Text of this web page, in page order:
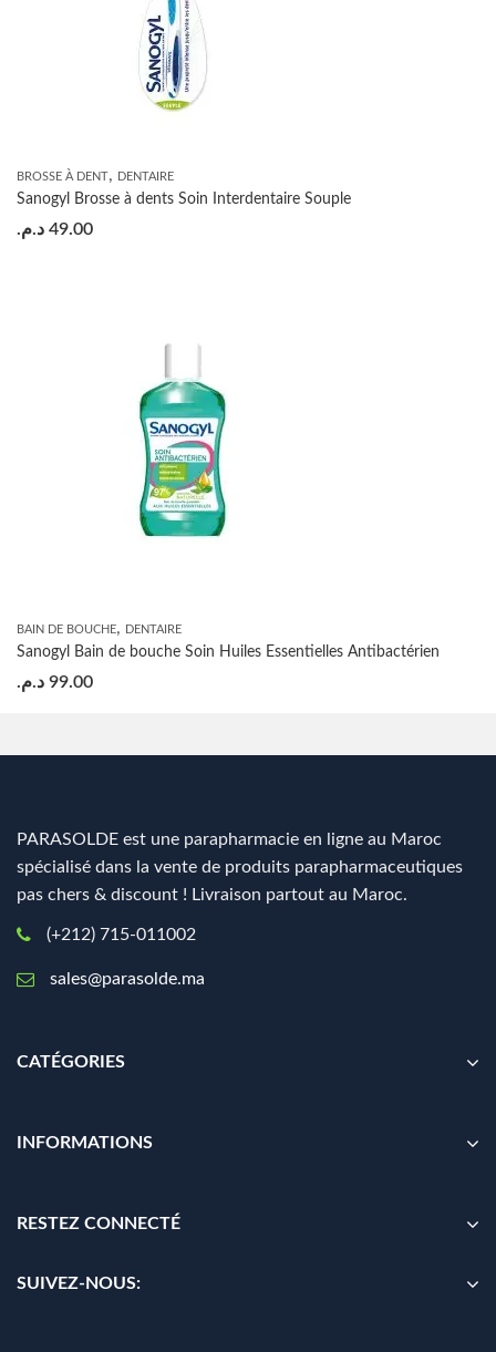
BROSSE À DENT, DENTAIRE
Sanogyl Brosse à dents Soin Interdentaire Souple
49.00 د.م.
BAIN DE BOUCHE, DENTAIRE
Sanogyl Bain de bouche Soin Huiles Essentielles Antibactérien
99.00 د.م.
PARASOLDE est une parapharmacie en ligne au Maroc
spécialisé dans la vente de produits parapharmaceutiques
pas chers & discount ! Livraison partout au Maroc.
(+212) 715-011002
sales@parasolde.ma
CATÉGORIES
INFORMATIONS
RESTEZ CONNECTÉ
SUIVEZ-NOUS: